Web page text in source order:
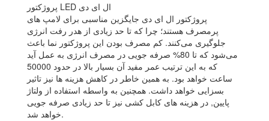
پروژکتور LED ال ای دی
پروژکتور ال ای دی جایگزین مناسبی برای لامپ های
پرمصرف هستند؛ چرا که تا حد زیادی از هدر رفت انرژی
جلوگیری می‌کنند. کم مصرف بودن این پروژکتور نما باعث
می‌شود که تا 80% صرفه جویی در مصرف انرژی به عمل آید
که به این ترتیب عمر مفید آن بسیار بالا در حدود 50000
ساعت خواهد بود. به همین خاطر در کاهش هزینه ها نیز تاثیر
بسزایی خواهد داشت. همچنین به واسطه استفاده از ولتاژ
پایین, در هزینه های کابل کشی نیز تا حد زیادی صرفه جویی
خواهد شد.